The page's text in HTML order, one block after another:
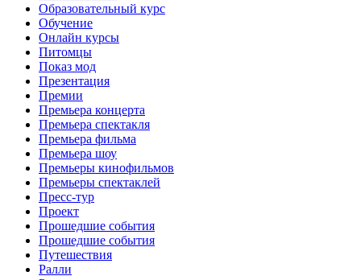
Образовательный курс
Обучение
Онлайн курсы
Питомцы
Показ мод
Презентация
Премии
Премьера концерта
Премьера спектакля
Премьера фильма
Премьера шоу
Премьеры кинофильмов
Премьеры спектаклей
Пресс-тур
Проект
Прошедшие события
Прошедшие события
Путешествия
Ралли